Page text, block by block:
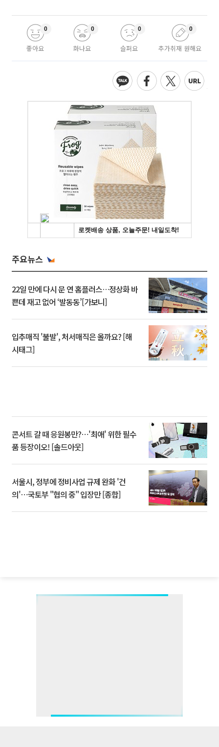
좋아요
0
화나요
0
슬퍼요
0
추가취재 원해요
0
주요뉴스
22일 만에 다시 문 연 홈플러스…정상화 바
쁜데 재고 없어 ‘발동동’[가보니]
입추매직 '불발', 처서매직은 올까요? [해
시태그]
콘서트 갈 때 응원봉만?⋯'최애' 위한 필수
품 등장이오! [솔드아웃]
서울시, 정부에 정비사업 규제 완화 '건
의'⋯국토부 "협의 중" 입장만 [종합]